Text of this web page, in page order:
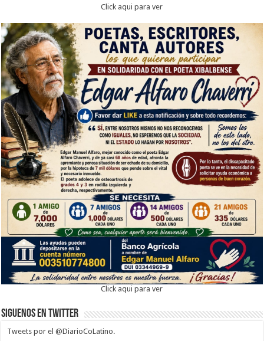
Click aqui para ver
Click aqui para ver
Siguenos en twitter
Tweets por el @DiarioCoLatino.